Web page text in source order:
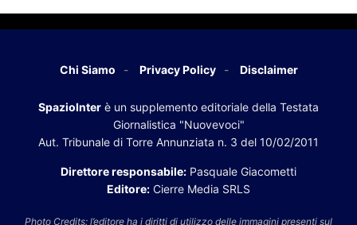
Chi Siamo Privacy Policy Disclaimer
SpazioInter è un supplemento editoriale della Testata
Giornalistica "Nuovevoci"
Aut. Tribunale di Torre Annunziata n. 3 del 10/02/2011
Direttore responsabile: Pasquale Giacometti
Editore: Cierre Media SRLS
Photo Credits: l’editore ha i diritti di utilizzo delle immagini presenti sul